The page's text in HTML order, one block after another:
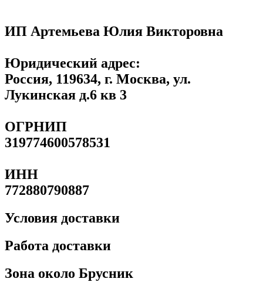
ИП Артемьева Юлия Викторовна
Юридический адрес:
Россия, 119634, г. Москва, ул.
Лукинская д.6 кв 3
ОГРНИП
319774600578531
ИНН
772880790887
Условия доставки
Работа доставки
Зона около Брусник